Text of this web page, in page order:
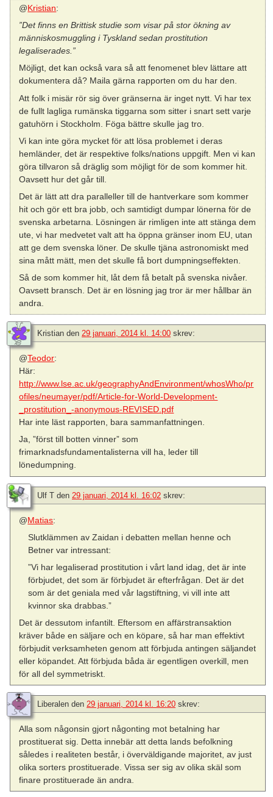
@Kristian:
”Det finns en Brittisk studie som visar på stor ökning av
människosmuggling i Tyskland sedan prostitution
legaliserades.”
Möjligt, det kan också vara så att fenomenet blev lättare att
dokumentera då? Maila gärna rapporten om du har den.
Att folk i misär rör sig över gränserna är inget nytt. Vi har tex
de fullt lagliga rumänska tiggarna som sitter i snart sett varje
gatuhörn i Stockholm. Föga bättre skulle jag tro.
Vi kan inte göra mycket för att lösa problemet i deras
hemländer, det är respektive folks/nations uppgift. Men vi kan
göra tillvaron så dräglig som möjligt för de som kommer hit.
Oavsett hur det går till.
Det är lätt att dra paralleller till de hantverkare som kommer
hit och gör ett bra jobb, och samtidigt dumpar lönerna för de
svenska arbetarna. Lösningen är rimligen inte att stänga dem
ute, vi har medvetet valt att ha öppna gränser inom EU, utan
att ge dem svenska löner. De skulle tjäna astronomiskt med
sina mått mätt, men det skulle få bort dumpningseffekten.
Så de som kommer hit, låt dem få betalt på svenska nivåer.
Oavsett bransch. Det är en lösning jag tror är mer hållbar än
andra.
Kristian den 29 januari, 2014 kl. 14:00 skrev:
@Teodor:
Här:
http://www.lse.ac.uk/geographyAndEnvironment/whosWho/pr
ofiles/neumayer/pdf/Article-for-World-Development-
_prostitution_-anonymous-REVISED.pdf
Har inte läst rapporten, bara sammanfattningen.
Ja, ”först till botten vinner” som
frimarknadsfundamentalisterna vill ha, leder till
lönedumpning.
Ulf T den 29 januari, 2014 kl. 16:02 skrev:
@Matias:
Slutklämmen av Zaidan i debatten mellan henne och
Betner var intressant:
”Vi har legaliserad prostitution i vårt land idag, det är inte
förbjudet, det som är förbjudet är efterfrågan. Det är det
som är det geniala med vår lagstiftning, vi vill inte att
kvinnor ska drabbas.”
Det är dessutom infantilt. Eftersom en affärstransaktion
kräver både en säljare och en köpare, så har man effektivt
förbjudit verksamheten genom att förbjuda antingen säljandet
eller köpandet. Att förbjuda båda är egentligen overkill, men
för all del symmetriskt.
Liberalen den 29 januari, 2014 kl. 16:20 skrev:
Alla som någonsin gjort någonting mot betalning har
prostituerat sig. Detta innebär att detta lands befolkning
således i realiteten består, i överväldigande majoritet, av just
olika sorters prostituerade. Vissa ser sig av olika skäl som
finare prostituerade än andra.